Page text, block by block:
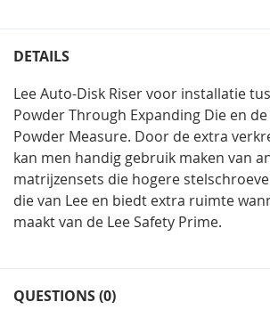
DETAILS
Lee Auto-Disk Riser voor installatie
Powder Through Expanding Die en
Powder Measure. Door de extra
kan men handig gebruik maken van
matrijzensets die hogere
die van Lee en biedt extra ruimte
maakt van de Lee Safety Prime.
QUESTIONS (0)